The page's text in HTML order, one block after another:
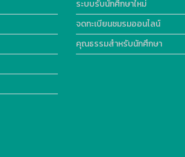
ระบบรับนักศึกษาใหม่
จดทะเบียนชมรมออนไลน์
คุณธรรมสำหรับนักศึกษา